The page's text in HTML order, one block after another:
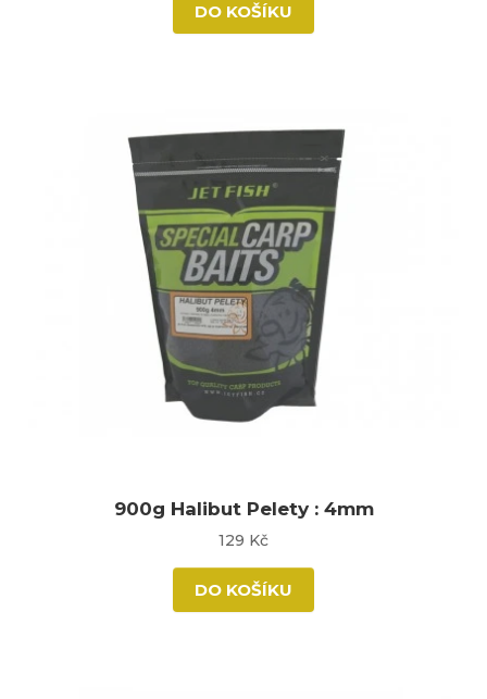
DO KOŠÍKU
900g Halibut Pelety : 4mm
129 Kč
DO KOŠÍKU